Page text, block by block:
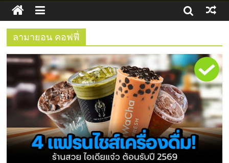
ธุรกิจ
SME
แห่ง
ประเทศไทย,
ThaiSMEsCenter,
ลามายอน คอฟฟี่